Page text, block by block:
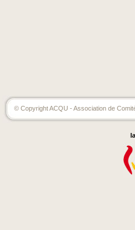
© Copyright ACQU - Association de